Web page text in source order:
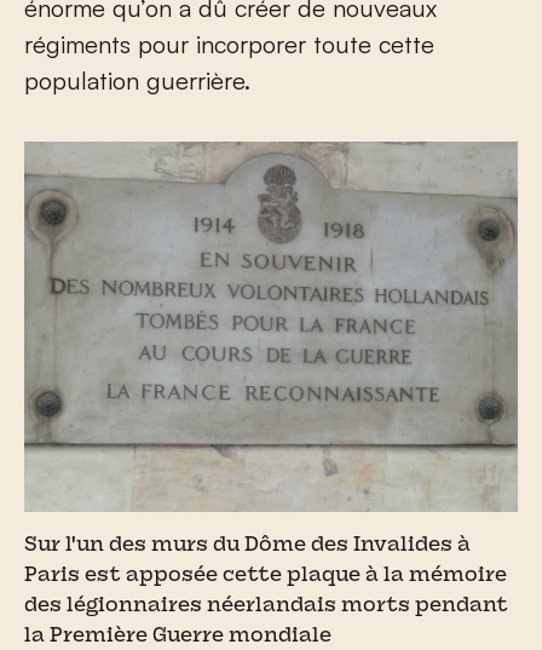
énorme qu’on a dû créer de nouveaux
régiments pour incorporer toute cette
population guerrière.
Sur l'un des murs du Dôme des Invalides à
Paris est apposée cette plaque à la mémoire
des légionnaires néerlandais morts pendant
la Première Guerre mondiale